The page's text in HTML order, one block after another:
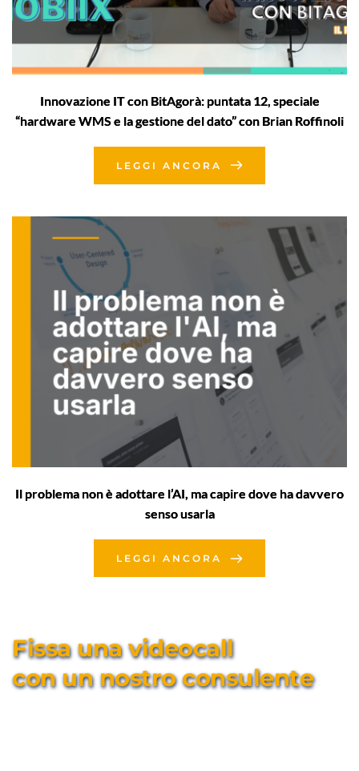
Innovazione IT con BitAgorà: puntata 12, speciale
“hardware WMS e la gestione del dato” con Brian Roffinoli
LEGGI ANCORA
Il problema non è adottare l’AI, ma capire dove ha davvero
senso usarla
LEGGI ANCORA
Fissa una videocall
con un nostro consulente